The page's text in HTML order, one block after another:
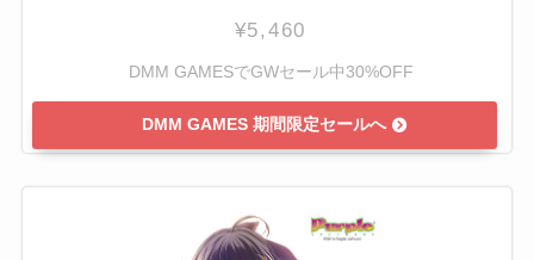
¥5,460
DMM GAMESでGWセール中30%OFF
DMM GAMES 期間限定セールへ